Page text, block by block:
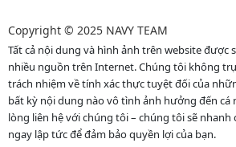
Copyright © 2025 NAVY TEAM
Tất cả nội dung và hình ảnh trên website
nhiều nguồn trên Internet. Chúng tôi không
trách nhiệm về tính xác thực tuyệt đối của
bất kỳ nội dung nào vô tình ảnh hưởng đến cá
lòng liên hệ với chúng tôi – chúng tôi sẽ
ngay lập tức để đảm bảo quyền lợi của bạn.